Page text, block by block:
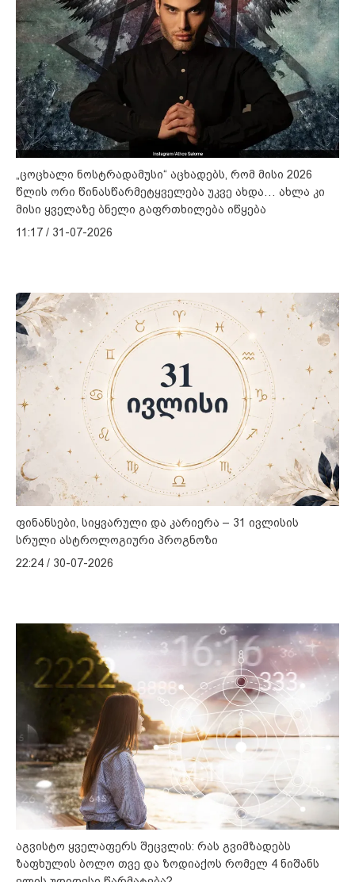
„ცოცხალი ნოსტრადამუსი“ აცხადებს, რომ მისი 2026
წლის ორი წინასწარმეტყველება უკვე ახდა… ახლა კი
მისი ყველაზე ბნელი გაფრთხილება იწყება
11:17 / 31-07-2026
ფინანსები, სიყვარული და კარიერა – 31 ივლისის
სრული ასტროლოგიური პროგნოზი
22:24 / 30-07-2026
აგვისტო ყველაფერს შეცვლის: რას გვიმზადებს
ზაფხულის ბოლო თვე და ზოდიაქოს რომელ 4 ნიშანს